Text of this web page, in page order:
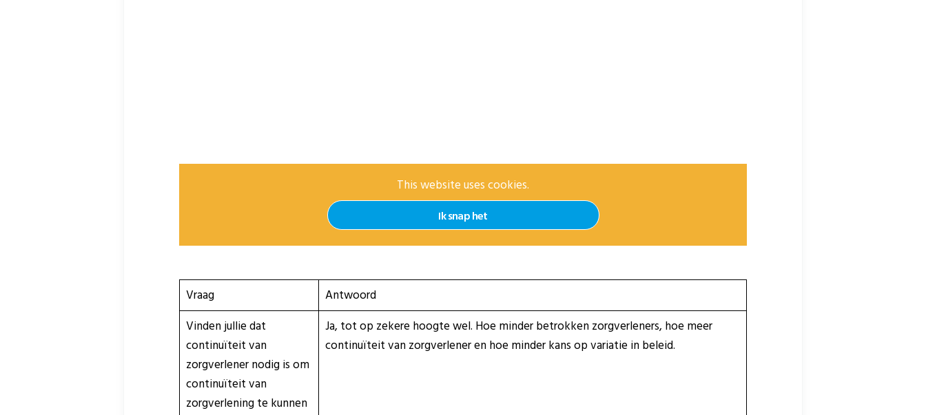
This website uses cookies.
Ik snap het
Vraag
Antwoord
Vinden jullie dat
continuïteit van
zorgverlener nodig is om
continuïteit van
zorgverlening te kunnen
Ja, tot op zekere hoogte wel. Hoe minder betrokken zorgverleners, hoe meer
continuïteit van zorgverlener en hoe minder kans op variatie in beleid.